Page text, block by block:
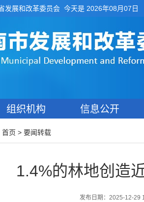
发展和改革委员会 今天是 2026年08月07日
组织机构 信息公开
首页 > 要闻转载
1.4%的林地创造
发布日期：2025-12-29